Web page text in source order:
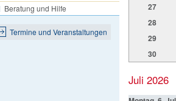
Beratung und Hilfe
Termine und Veranstaltungen
27
28
29
30
Juli 2026